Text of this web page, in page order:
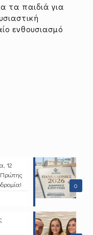
τα παιδιά για
ενθουσιασμό
0
12
Πρώτης